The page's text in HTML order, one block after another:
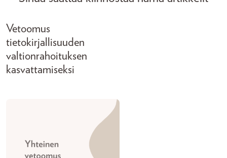
Vetoomus
tietokirjallisuuden
valtionrahoituksen
kasvattamiseksi